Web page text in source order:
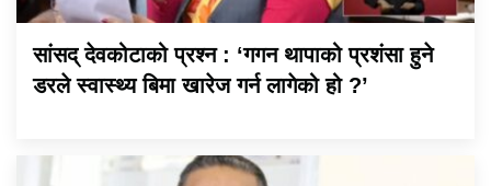
सांसद् देवकोटाको प्रश्न : ‘गगन थापाको प्रशंसा हुने
डरले स्वास्थ्य बिमा खारेज गर्न लागेको हो ?’